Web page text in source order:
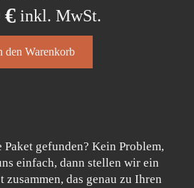
€ inkl. MwSt.
den Warenkorb
Paket gefunden? Kein Problem,
einfach, dann stellen wir ein
das genau zu Ihren